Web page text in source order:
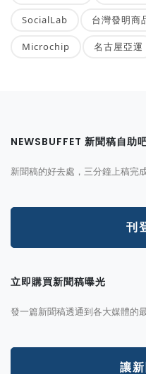
SocialLab 台灣發明商
Microchip 名古屋亞運
NEWSBUFFET 新聞稿自助
新聞稿的好去處，三分鐘上稿完
刊
立即購買新聞稿曝光
發一篇新聞稿透通到各大媒體的
讓